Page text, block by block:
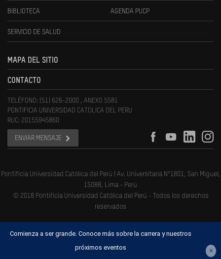
BIBLIOTECA AGENDA PUCP
SERVICIO DE SALUD
MAPA DEL SITIO
CONTACTO
TELÉFONO: (51) 626-2000 , ANEXO 5581
PONTIFICIA UNIVERSIDAD CATOLICA DEL PERU
RUC: 20155945860
ENVIAR MENSAJE
Pontificia Universidad Católica del Perú | Av. Universitaria N°1801, San Miguel,
15088, Lima - Perú
© 2018 Pontificia Universidad Católica del Perú - Todos los derechos
reservados
Comienza a ser grande. Conoce más sobre la carrera y nuestros
próximos eventos
×